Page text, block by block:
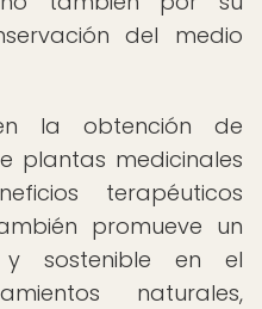
del medio
la obtención de
plantas medicinales
terapéuticos
promueve un
sostenible en el
naturales,